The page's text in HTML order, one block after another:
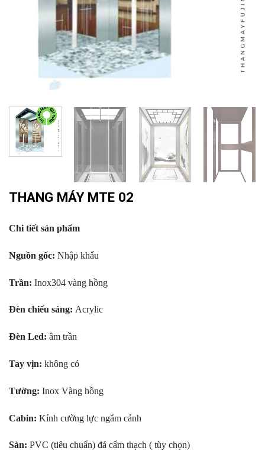
THANG MÁY MTE 02
Chi tiết sản phẩm
Nguồn gốc: Nhập khẩu
Trần: Inox304 vàng hồng
Đèn chiếu sáng: Acrylic
Đèn Led: âm trần
Tay vịn: không có
Tường: Inox Vàng hồng
Cabin: Kính cường lực ngắm cảnh
Sàn: PVC (tiêu chuẩn) đá cẩm thạch ( tùy chọn)